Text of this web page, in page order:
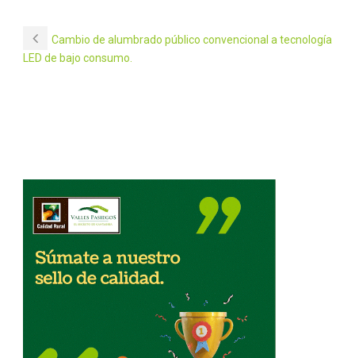
Cambio de alumbrado público convencional a tecnología
LED de bajo consumo.